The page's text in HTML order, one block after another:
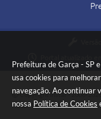
Prefeitura de Garça - SP
usa cookies para
navegação. Ao continuar
nossa Política de Cookies
Copyright Instar - 2006-
Instar Tecnologia